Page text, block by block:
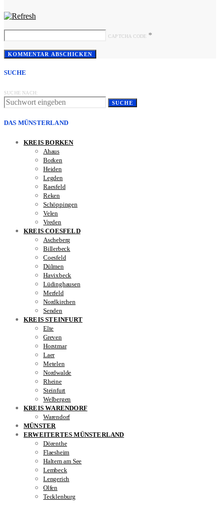
CAPTCHA CODE *
SUCHE
SUCHE NACH:
SUCHE
DAS MÜNSTERLAND
KREIS BORKEN
Ahaus
Borken
Heiden
Legden
Raesfeld
Reken
Schöppingen
Velen
Vreden
KREIS COESFELD
Ascheberg
Billerbeck
Coesfeld
Dülmen
Havixbeck
Lüdinghausen
Merfeld
Nordkirchen
Senden
KREIS STEINFURT
Elte
Greven
Horstmar
Laer
Metelen
Nordwalde
Rheine
Steinfurt
Welbergen
KREIS WARENDORF
Warendorf
MÜNSTER
ERWEITERTES MÜNSTERLAND
Dörenthe
Flaesheim
Haltern am See
Lembeck
Lengerich
Olfen
Tecklenburg